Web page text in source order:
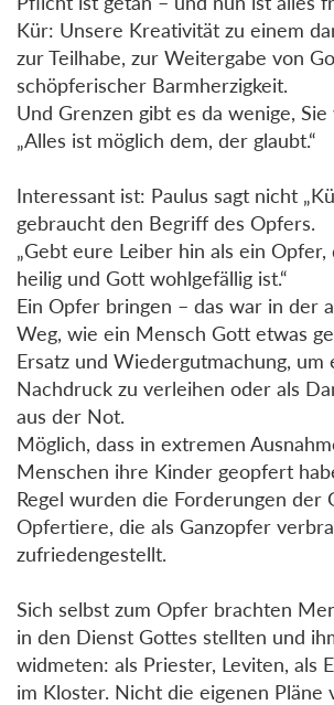
Kür: Unsere Kreativität zu einem
zur Teilhabe, zur Weitergabe von
schöpferischer Barmherzigkeit.
Und Grenzen gibt es da wenige,
„Alles ist möglich dem, der glaubt.“
Interessant ist: Paulus sagt nicht
gebraucht den Begriff des Opfers.
„Gebt eure Leiber hin als ein Opfer,
heilig und Gott wohlgefällig ist.“
Ein Opfer bringen – das war in der
Weg, wie ein Mensch Gott etwas
Ersatz und Wiedergutmachung, um
Nachdruck zu verleihen oder als
aus der Not.
Möglich, dass in extremen
Menschen ihre Kinder geopfert
Regel wurden die Forderungen der
Opfertiere, die als Ganzopfer
zufriedengestellt.
Sich selbst zum Opfer brachten
in den Dienst Gottes stellten und
widmeten: als Priester, Leviten, als
im Kloster. Nicht die eigenen Pläne